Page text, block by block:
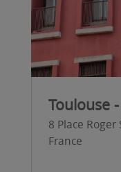
Toulouse
8 Place
France